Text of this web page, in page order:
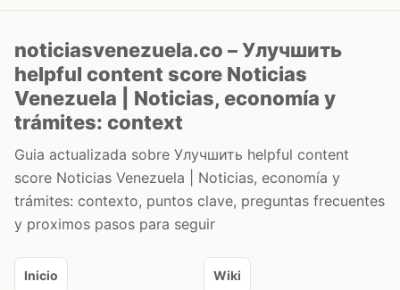
noticiasvenezuela.co – Улучшить
helpful content score Noticias
Venezuela | Noticias, economía y
trámites: context
Guia actualizada sobre Улучшить helpful content
score Noticias Venezuela | Noticias, economía y
trámites: contexto, puntos clave, preguntas frecuentes
y proximos pasos para seguir
Inicio Wiki